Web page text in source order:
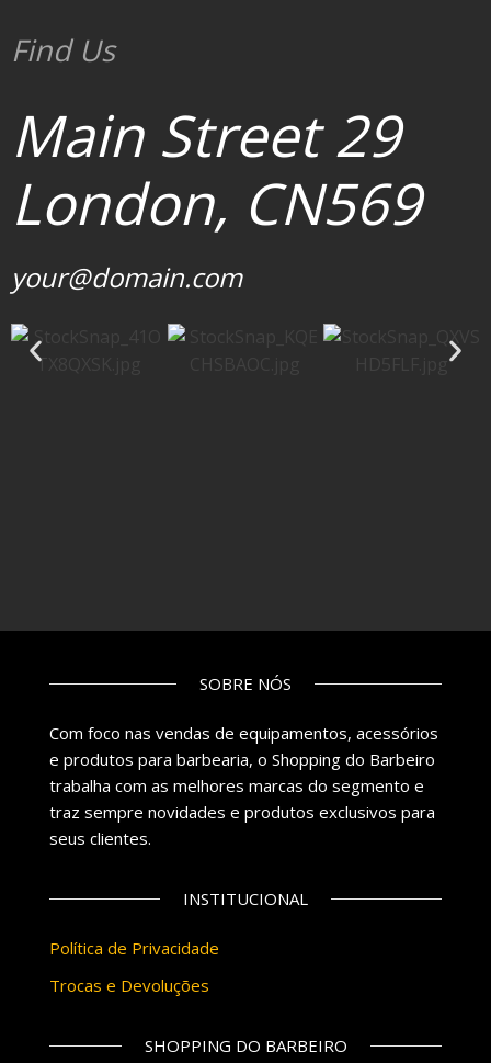
Find Us
Main Street 29
London, CN569
your@domain.com
SOBRE NÓS
Com foco nas vendas de equipamentos, acessórios
e produtos para barbearia, o Shopping do Barbeiro
trabalha com as melhores marcas do segmento e
traz sempre novidades e produtos exclusivos para
seus clientes.
INSTITUCIONAL
Política de Privacidade
Trocas e Devoluções
SHOPPING DO BARBEIRO